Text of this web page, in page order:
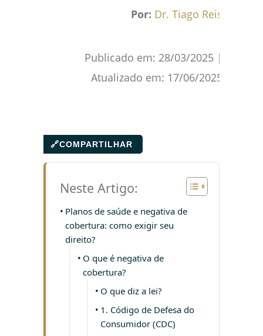
Por: Dr. Tiago Reis
Publicado em: 28/03/2025 |
Atualizado em: 17/06/2025
🔗COMPARTILHAR
Neste Artigo:
Planos de saúde e negativa de
cobertura: como exigir seu
direito?
O que é negativa de
cobertura?
O que diz a lei?
1. Código de Defesa do
Consumidor (CDC)